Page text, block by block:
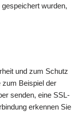
wurden,
und zum Schutz
zum Beispiel der
senden, eine SSL-
erkennen Sie